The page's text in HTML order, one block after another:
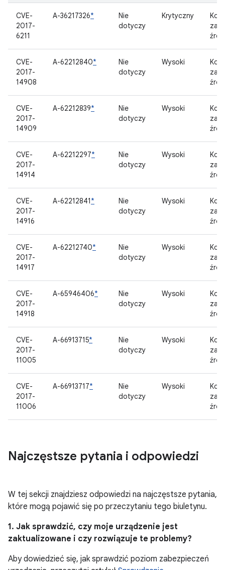
CVE-
2017-
6211
A-36217326*
Nie
dotyczy
Krytyczny
CVE-
2017-
14908
A-62212840*
Nie
dotyczy
Wysoki
CVE-
2017-
14909
A-62212839*
Nie
dotyczy
Wysoki
CVE-
2017-
14914
A-62212297*
Nie
dotyczy
Wysoki
CVE-
2017-
14916
A-62212841*
Nie
dotyczy
Wysoki
CVE-
2017-
14917
A-62212740*
Nie
dotyczy
Wysoki
CVE-
2017-
14918
A-65946406*
Nie
dotyczy
Wysoki
CVE-
2017-
11005
A-66913715*
Nie
dotyczy
Wysoki
CVE-
2017-
11006
A-66913717*
Nie
dotyczy
Wysoki
Najczęstsze pytania i odpowiedzi
W tej sekcji znajdziesz odpowiedzi na najczęstsze pytania,
które mogą pojawić się po przeczytaniu tego biuletynu.
1. Jak sprawdzić, czy moje urządzenie jest
zaktualizowane i czy rozwiązuje te problemy?
Aby dowiedzieć się, jak sprawdzić poziom zabezpieczeń